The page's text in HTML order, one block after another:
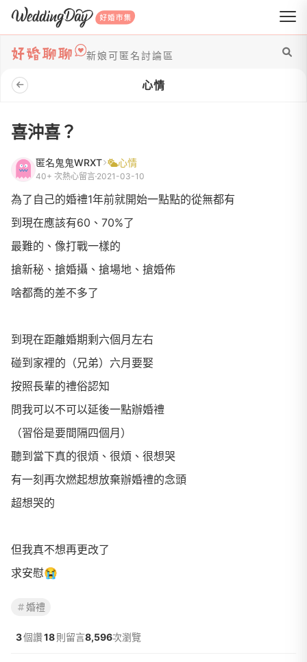
WeddingDay 好婚市集
新娘可匿名討論區
心情
喜沖喜？
匿名鬼鬼WRXT 心情
40+ 次熱心留言 2021-03-10
為了自己的婚禮1年前就開始一點點的從無都有
到現在應該有60、70%了
最難的、像打戰一樣的
搶新秘、搶婚攝、搶場地、搶婚佈
啥都喬的差不多了
到現在距離婚期剩六個月左右
碰到家裡的（兄弟）六月要娶
按照長輩的禮俗認知
問我可以不可以延後一點辦婚禮
（習俗是要間隔四個月）
聽到當下真的很煩、很煩、很想哭
有一刻再次燃起想放棄辦婚禮的念頭
超想哭的
但我真不想再更改了
求安慰😭
婚禮
3個讚18則留言8,596次瀏覽